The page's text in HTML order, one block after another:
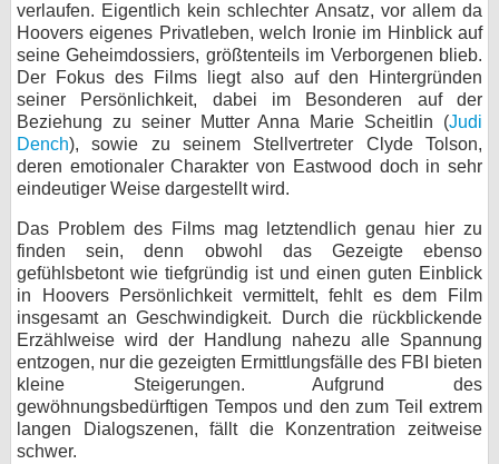
verlaufen. Eigentlich kein schlechter Ansatz, vor allem da
Hoovers eigenes Privatleben, welch Ironie im Hinblick auf
seine Geheimdossiers, größtenteils im Verborgenen blieb.
Der Fokus des Films liegt also auf den Hintergründen
seiner Persönlichkeit, dabei im Besonderen auf der
Beziehung zu seiner Mutter Anna Marie Scheitlin (Judi
Dench), sowie zu seinem Stellvertreter Clyde Tolson,
deren emotionaler Charakter von Eastwood doch in sehr
eindeutiger Weise dargestellt wird.
Das Problem des Films mag letztendlich genau hier zu
finden sein, denn obwohl das Gezeigte ebenso
gefühlsbetont wie tiefgründig ist und einen guten Einblick
in Hoovers Persönlichkeit vermittelt, fehlt es dem Film
insgesamt an Geschwindigkeit. Durch die rückblickende
Erzählweise wird der Handlung nahezu alle Spannung
entzogen, nur die gezeigten Ermittlungsfälle des FBI bieten
kleine Steigerungen. Aufgrund des
gewöhnungsbedürftigen Tempos und den zum Teil extrem
langen Dialogszenen, fällt die Konzentration zeitweise
schwer.